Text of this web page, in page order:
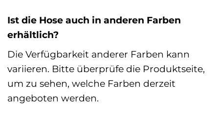
Ist die Hose auch in anderen Farben
erhältlich?
Die Verfügbarkeit anderer Farben kann
variieren. Bitte überprüfe die Produktseite,
um zu sehen, welche Farben derzeit
angeboten werden.